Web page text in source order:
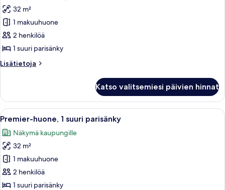
Deluxe-
huone,
1
suuri
kuvat
32 m²
1 makuuhuone
2 henkilöä
1 suuri parisänky
Lisätietoja
Lisätietoja
1
suuri
parisänky
Katso valitsemiesi päivien hinnat
Avaa
kaikki
huonetyypin
Premier-
huone,
1
suuri
Hotellihuone, jossa on suuri sänky,
3
Premier-huone, 1 suuri parisänky
Näkymä kaupungille
32 m²
1 makuuhuone
2 henkilöä
1 suuri parisänky